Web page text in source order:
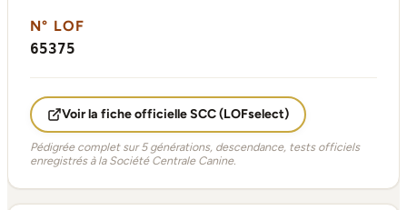
N° LOF
65375
Voir la fiche officielle SCC (LOFselect)
Pédigrée complet sur 5 générations, descendance, tests officiels
enregistrés à la Société Centrale Canine.